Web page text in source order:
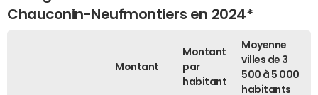
Chauconin-Neufmontiers en 2024*
Montant
Montant
par
habitant
Moyenne
villes de 3
500 à 5 000
habitants